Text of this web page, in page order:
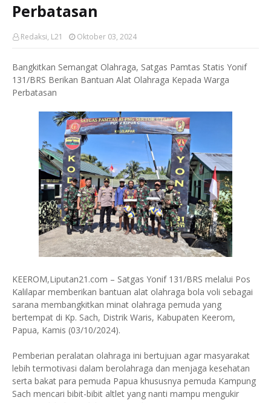
Perbatasan
Redaksi, L21 Oktober 03, 2024
Bangkitkan Semangat Olahraga, Satgas Pamtas Statis Yonif
131/BRS Berikan Bantuan Alat Olahraga Kepada Warga
Perbatasan
KEEROM,Liputan21.com – Satgas Yonif 131/BRS melalui Pos
Kalilapar memberikan bantuan alat olahraga bola voli sebagai
sarana membangkitkan minat olahraga pemuda yang
bertempat di Kp. Sach, Distrik Waris, Kabupaten Keerom,
Papua, Kamis (03/10/2024).
Pemberian peralatan olahraga ini bertujuan agar masyarakat
lebih termotivasi dalam berolahraga dan menjaga kesehatan
serta bakat para pemuda Papua khususnya pemuda Kampung
Sach mencari bibit-bibit altlet yang nanti mampu mengukir